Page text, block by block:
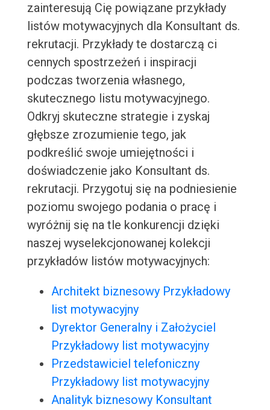
zainteresują Cię powiązane przykłady
listów motywacyjnych dla Konsultant ds.
rekrutacji. Przykłady te dostarczą ci
cennych spostrzeżeń i inspiracji
podczas tworzenia własnego,
skutecznego listu motywacyjnego.
Odkryj skuteczne strategie i zyskaj
głębsze zrozumienie tego, jak
podkreślić swoje umiejętności i
doświadczenie jako Konsultant ds.
rekrutacji. Przygotuj się na podniesienie
poziomu swojego podania o pracę i
wyróżnij się na tle konkurencji dzięki
naszej wyselekcjonowanej kolekcji
przykładów listów motywacyjnych:
Architekt biznesowy Przykładowy
list motywacyjny
Dyrektor Generalny i Założyciel
Przykładowy list motywacyjny
Przedstawiciel telefoniczny
Przykładowy list motywacyjny
Analityk biznesowy Konsultant